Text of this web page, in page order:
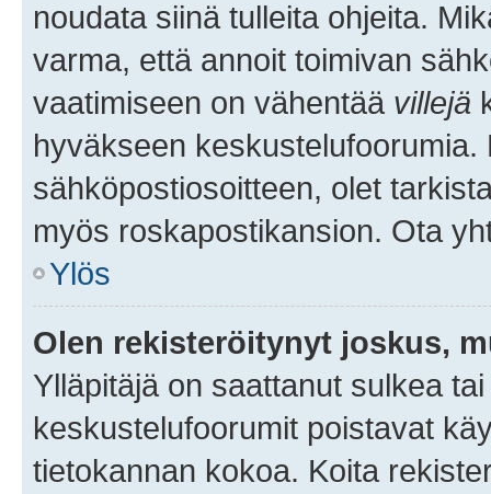
noudata siinä tulleita ohjeita.
varma, että annoit toimivan
vaatimiseen on vähentää villejä
hyväkseen
sähköpostiosoitteen, olet
myös roskapostikansion. Ota
Ylös
Olen rekisteröitynyt joskus,
Ylläpitäjä on saattanut sulkea
keskustelufoorumit poistavat
tietokannan kokoa. Koita